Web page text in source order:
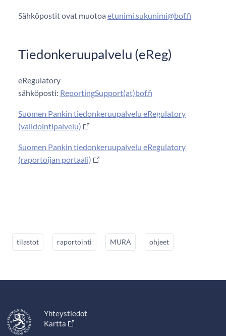
Sähköpostit ovat muotoa etunimi.sukunimi@bof.fi
Tiedonkeruupalvelu (eReg)
eRegulatory
sähköposti: ReportingSupport(at)bof.fi
Suomen Pankin tiedonkeruupalvelu eRegulatory
(validointipalvelu)
Suomen Pankin tiedonkeruupalvelu eRegulatory
(raportoijan portaali)
tilastot raportointi MURA ohjeet
Yhteystiedot
Kartta